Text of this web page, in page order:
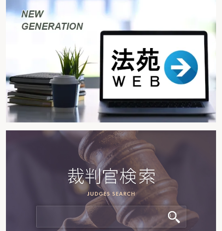
〇子会社の経営権譲渡等に伴う親会社の債権放棄
〇債務超過ではない子会社に対する債権放棄
〇子会社に対する金銭の無利息貸付け
〇海外子会社への出向者の給与負担
〇海外子会社の設立・営業支援等の費用（移転価格税制と寄附金課税)
１ 減価償却の対象となる資産
ミス事例
〇一括購入した機械設備と部品の予備品
〇美術品等を取得した場合の減価償却
２ 取得価額が少額な減価償却資産
ミス事例
〇取得価額の判定に係る消費税の扱い
〇新社屋に使用するオフィス用家具の一括購入
〇パソコンの取得価額（本体とソフトのセット販売)
〇パソコンの取得価額（本体と周辺機器の個別の取得)
〇一括償却資産の一部の譲渡
〇機械装置の据付費用等
〇自社開発したソフトウエアの取得価額